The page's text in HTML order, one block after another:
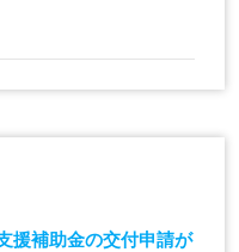
援補助金の交付申請が